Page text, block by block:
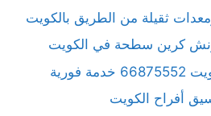
ثقيلة من الطريق بالكويت
كرين سطحة في الكويت
أفراح الكويت